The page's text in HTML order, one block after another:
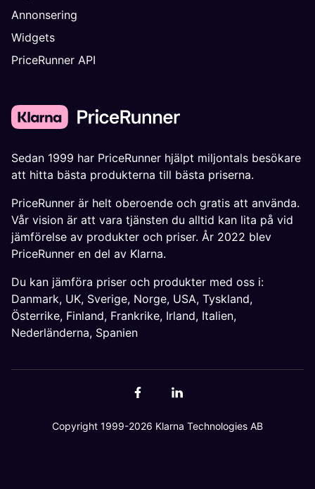
Annonsering
Widgets
PriceRunner API
Sedan 1999 har PriceRunner hjälpt miljontals besökare
att hitta bästa produkterna till bästa priserna.
PriceRunner är helt oberoende och gratis att använda.
Vår vision är att vara tjänsten du alltid kan lita på vid
jämförelse av produkter och priser. År 2022 blev
PriceRunner en del av Klarna.
Du kan jämföra priser och produkter med oss i:
Danmark, UK, Sverige, Norge, USA, Tyskland,
Österrike, Finland, Frankrike, Irland, Italien,
Nederländerna, Spanien
Copyright 1999-2026 Klarna Technologies AB